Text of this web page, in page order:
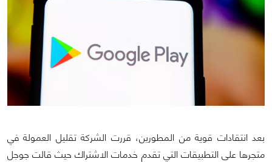
بعد انتقادات قوية من المطورين، قررت الشركة تقليل العمولة في
متجرها على التطبيقات التي تقدم خدمات الاشتراك حيث قالت جوجل